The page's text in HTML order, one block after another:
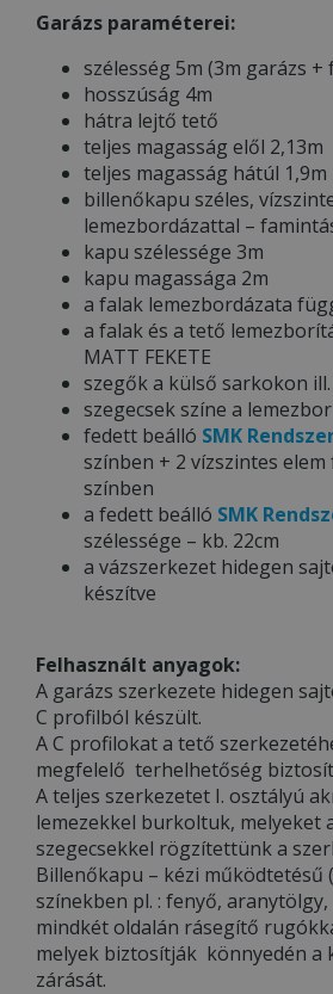
Garázs paraméterei:
szélesség 5m (3m garázs
hosszúság 4m
hátra lejtő tető
teljes magasság elől 2,13m
teljes magasság hátúl 1,9m
billenőkapu széles,
lemezbordázattal –
kapu szélessége 3m
kapu magassága 2m
a falak lemezbordázata
a falak és a tető
MATT FEKETE
szegők a külső sarkokon
szegecsek színe a
fedett beálló SMK
színben + 2 vízszintes elem
színben
a fedett beálló SMK
szélessége – kb. 22cm
a vázszerkezet hidegen
készítve
Felhasznált anyagok:
A garázs szerkezete hidegen
C profilból készült.
A C profilokat a tető
megfelelő terhelhetőség
A teljes szerkezetet I. osztályú
lemezekkel burkoltuk, melyeket
szegecsekkel rögzítettünk a
Billenőkapu – kézi működtetésű
színekben pl. : fenyő,
mindkét oldalán rásegítő
melyek biztosítják könnyedén a
zárását.